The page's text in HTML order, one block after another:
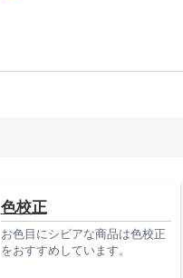
色校正
お色目にシビアな商品は色校正
をおすすめしています。